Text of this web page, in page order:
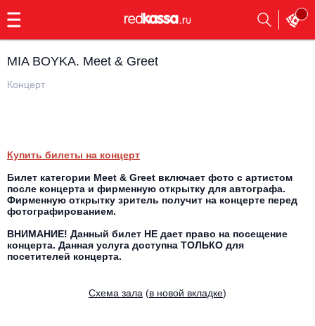
Как купить
Контакты
Выбрать другой город
23:00
Заказать
обратный
Электронная музыка
Rap, hip-hop, RnB
Панк
Концерты на теплоходе
Поэтический вечер
MIA BOYKA. Meet & Greet
Концерт
Купить билеты на концерт
Билет категории Meet & Greet включает фото с артистом
после концерта и фирменную открытку для автографа.
Фирменную открытку зритель получит на концерте перед
фотографированием.
ВНИМАНИЕ! Данный билет НЕ дает право на посещение
концерта. Данная услуга доступна ТОЛЬКО для
посетителей концерта.
Cхема зала (в новой вкладке)